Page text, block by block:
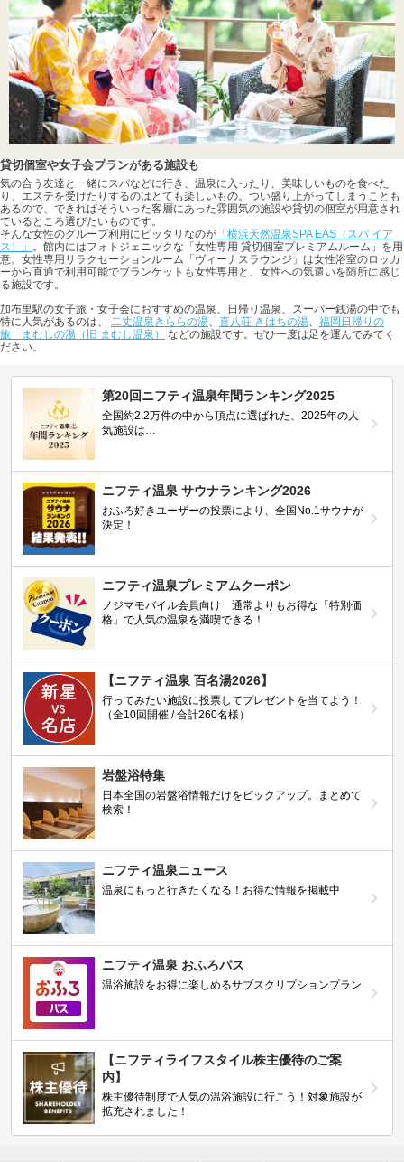
貸切個室や女子会プランがある施設も
気の合う友達と一緒にスパなどに行き、温泉に入ったり、美味しいものを食べた
り、エステを受けたりするのはとても楽しいもの。つい盛り上がってしまうことも
あるので、できればそういった客層にあった雰囲気の施設や貸切の個室が用意され
ているところ選びたいものです。
そんな女性のグループ利用にピッタリなのが 「横浜天然温泉SPA EAS（スパ イア
ス）」 。館内にはフォトジェニックな「女性専用 貸切個室プレミアムルーム」を用
意。女性専用リラクセーションルーム「ヴィーナスラウンジ」は女性浴室のロッカ
ーから直通で利用可能でブランケットも女性専用と、女性への気遣いを随所に感じ
る施設です。
加布里駅の女子旅・女子会におすすめの温泉、日帰り温泉、スーパー銭湯の中でも
特に人気があるのは、 二丈温泉きららの湯、 喜八荘 きはちの湯、 福岡日帰りの
旅 まむしの湯（旧 まむし温泉）
などの施設です。ぜひ一度は足を運んでみてく
ださい。
第20回ニフティ温泉年間ランキング2025
全国約2.2万件の中から頂点に選ばれた、2025年の人
気施設は…
ニフティ温泉 サウナランキング2026
おふろ好きユーザーの投票により、全国No.1サウナが
決定！
ニフティ温泉プレミアムクーポン
ノジマモバイル会員向け 通常よりもお得な「特別価
格」で人気の温泉を満喫できる！
【ニフティ温泉 百名湯2026】
行ってみたい施設に投票してプレゼントを当てよう！
（全10回開催 / 合計260名様）
岩盤浴特集
日本全国の岩盤浴情報だけをピックアップ。まとめて
検索！
ニフティ温泉ニュース
温泉にもっと行きたくなる！お得な情報を掲載中
ニフティ温泉 おふろパス
温浴施設をお得に楽しめるサブスクリプションプラン
【ニフティライフスタイル株主優待のご案
内】
株主優待制度で人気の温浴施設に行こう！対象施設が
拡充されました！